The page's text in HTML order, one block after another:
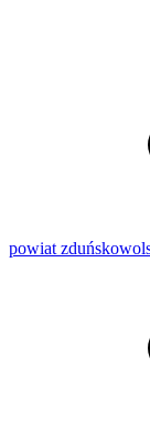
powiat